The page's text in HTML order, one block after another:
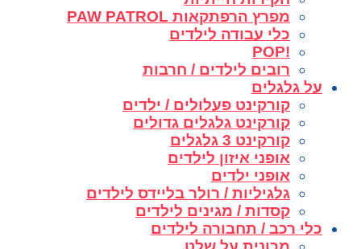
מפרץ הרפתקאות PAW PATROL
כלי עבודה לילדים
!POP
רובים לילדים / חרבות
על גלגלים
קורקינט פעלולים / ילדים
קורקינט גלגלים גדולים
קורקינט 3 גלגלים
אופני איזון לילדים
אופני ילדים
גלגיליות / רולר בליידס לילדים
קסדות / מגינים לילדים
כלי רכב / תחבורה לילדים